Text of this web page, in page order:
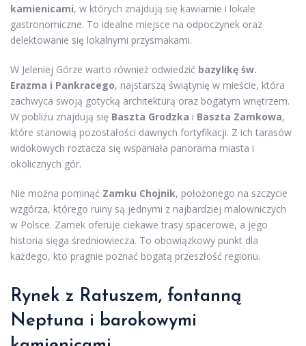
kamienicami, w których znajdują się kawiarnie i lokale
gastronomiczne. To idealne miejsce na odpoczynek oraz
delektowanie się lokalnymi przysmakami.
W Jeleniej Górze warto również odwiedzić bazylikę św.
Erazma i Pankracego, najstarszą świątynię w mieście, która
zachwyca swoją gotycką architekturą oraz bogatym wnętrzem.
W pobliżu znajdują się Baszta Grodzka i Baszta Zamkowa,
które stanowią pozostałości dawnych fortyfikacji. Z ich tarasów
widokowych roztacza się wspaniała panorama miasta i
okolicznych gór.
Nie można pominąć Zamku Chojnik, położonego na szczycie
wzgórza, którego ruiny są jednymi z najbardziej malowniczych
w Polsce. Zamek oferuje ciekawe trasy spacerowe, a jego
historia sięga średniowiecza. To obowiązkowy punkt dla
każdego, kto pragnie poznać bogatą przeszłość regionu.
Rynek z Ratuszem, fontanną
Neptuna i barokowymi